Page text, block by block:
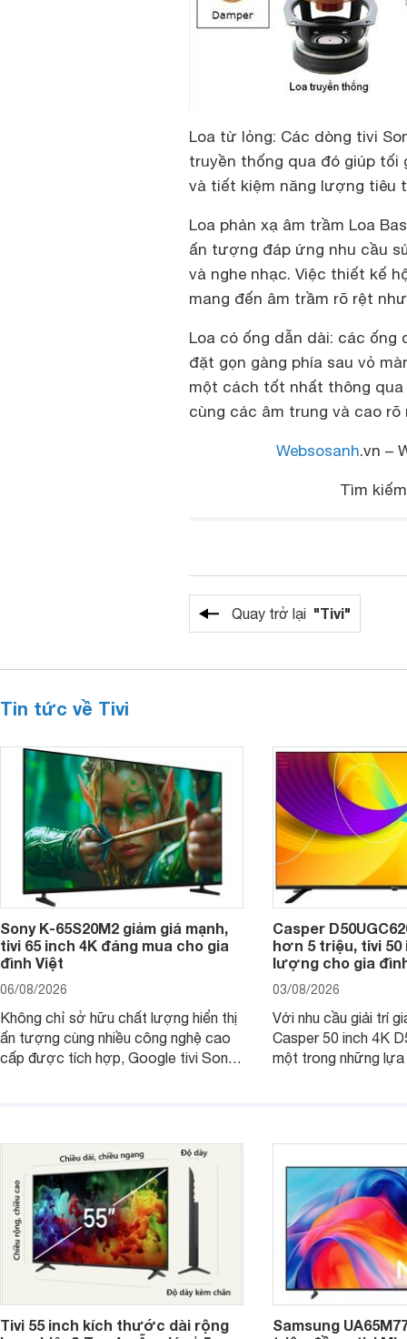
Loa từ lỏng: Các dòng tivi
truyền thống qua đó giúp
và tiết kiệm năng lượng tiêu
Loa phản xạ âm trầm Loa
ấn tượng đáp ứng nhu cầu
và nghe nhạc. Việc thiết kế
mang đến âm trầm rõ rệt
Loa có ống dẫn dài: các ống
đặt gọn gàng phía sau vỏ
một cách tốt nhất thông
cùng các âm trung và cao rõ
Websosanh.vn –
Tìm
Quay trở lại "Tivi"
Tin tức về Tivi
Sony K-65S20M2 giảm giá mạnh,
tivi 65 inch 4K đáng mua cho gia
đình Việt
06/08/2026
Không chỉ sở hữu chất lượng hiển thị
ấn tượng cùng nhiều công nghệ cao
cấp được tích hợp, Google tivi Sony
Casper
hơn 5 triệu, tivi 50
lượng cho gia
03/08/2026
Với nhu cầu giải trí
Casper 50 inch 4K
một trong những lựa
Tivi 55 inch kích thước dài rộng
Samsung